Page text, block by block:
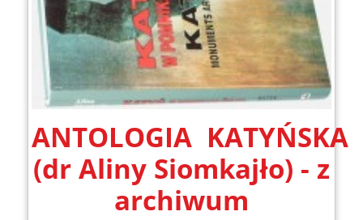
ANTOLOGIA KATYŃSKA
(dr Aliny Siomkajło) - z
archiwum